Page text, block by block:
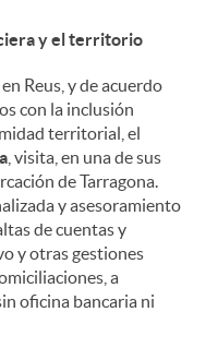
y el territorio
Reus, y de acuerdo
con la inclusión
territorial, el
, visita, en una de sus
de Tarragona.
y asesoramiento
de cuentas y
y otras gestiones
a
oficina bancaria ni